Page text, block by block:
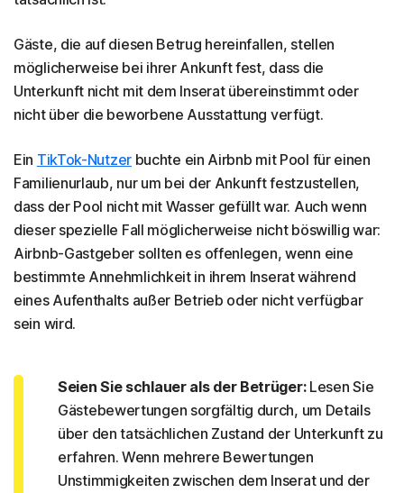
Gäste, die auf diesen Betrug hereinfallen, stellen
möglicherweise bei ihrer Ankunft fest, dass die
Unterkunft nicht mit dem Inserat übereinstimmt oder
nicht über die beworbene Ausstattung verfügt.
Ein TikTok-Nutzerbuchte ein Airbnb mit Pool für einen
Familienurlaub, nur um bei der Ankunft festzustellen,
dass der Pool nicht mit Wasser gefüllt war. Auch wenn
dieser spezielle Fall möglicherweise nicht böswillig war:
Airbnb-Gastgeber sollten es offenlegen, wenn eine
bestimmte Annehmlichkeit in ihrem Inserat während
eines Aufenthalts außer Betrieb oder nicht verfügbar
sein wird.
Seien Sie schlauer als der Betrüger:Lesen Sie
Gästebewertungen sorgfältig durch, um Details
über den tatsächlichen Zustand der Unterkunft zu
erfahren. Wenn mehrere Bewertungen
Unstimmigkeiten zwischen dem Inserat und der